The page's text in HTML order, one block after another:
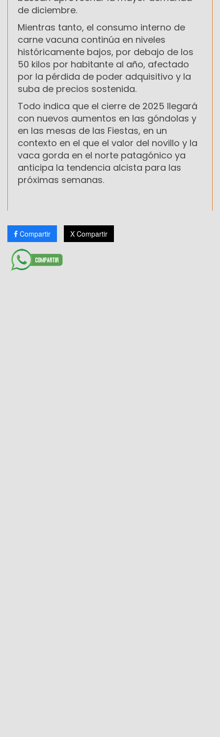
de diciembre.
Mientras tanto, el consumo interno de
carne vacuna continúa en niveles
históricamente bajos, por debajo de los
50 kilos por habitante al año, afectado
por la pérdida de poder adquisitivo y la
suba de precios sostenida.
Todo indica que el cierre de 2025 llegará
con nuevos aumentos en las góndolas y
en las mesas de las Fiestas, en un
contexto en el que el valor del novillo y la
vaca gorda en el norte patagónico ya
anticipa la tendencia alcista para las
próximas semanas.
Compartir X Compartir